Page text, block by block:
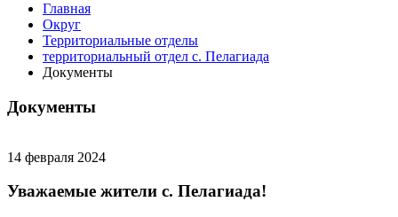
Главная
Округ
Территориальные отделы
территориальный отдел с. Пелагиада
Документы
Документы
14 февраля 2024
Уважаемые жители с. Пелагиада!